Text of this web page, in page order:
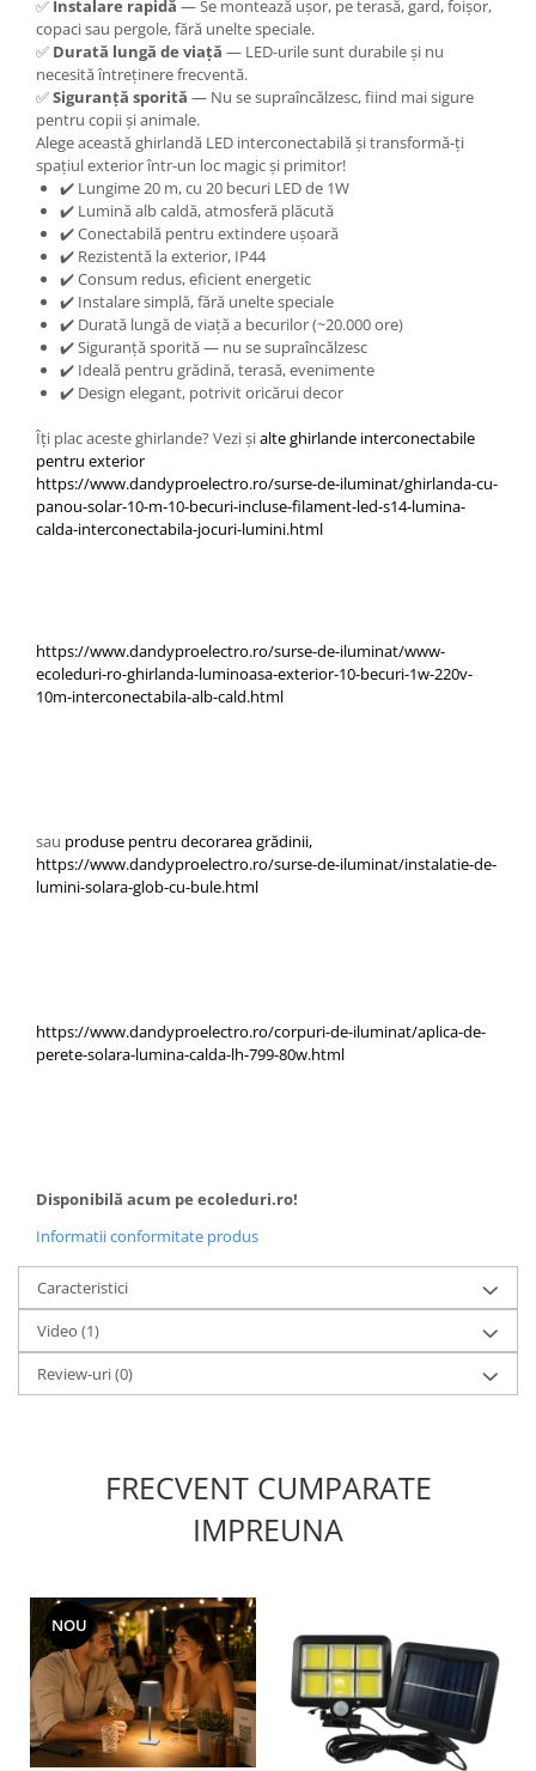
Produse grele si voluminoase
Promotii
✅ Instalare rapidă — Se montează ușor, pe terasă, gard, foișor,
copaci sau pergole, fără unelte speciale.
✅ Durată lungă de viață — LED-urile sunt durabile și nu
necesită întreținere frecventă.
✅Siguranță sporită — Nu se supraîncălzesc, fiind mai sigure
pentru copii și animale.
Alege această ghirlandă LED interconectabilă și transformă-ți
spațiul exterior într-un loc magic și primitor!
✔️ Lungime 20 m, cu 20 becuri LED de 1W
✔️ Lumină alb caldă, atmosferă plăcută
✔️ Conectabilă pentru extindere ușoară
✔️ Rezistentă la exterior, IP44
✔️ Consum redus, eficient energetic
✔️ Instalare simplă, fără unelte speciale
✔️ Durată lungă de viață a becurilor (~20.000 ore)
✔️ Siguranță sporită — nu se supraîncălzesc
✔️ Ideală pentru grădină, terasă, evenimente
✔️ Design elegant, potrivit oricărui decor
Îți plac aceste ghirlande? Vezi șialte ghirlande interconectabile
pentru exterior
https://www.dandyproelectro.ro/surse-de-iluminat/ghirlanda-cu-
panou-solar-10-m-10-becuri-incluse-filament-led-s14-lumina-
calda-interconectabila-jocuri-lumini.html
https://www.dandyproelectro.ro/surse-de-iluminat/www-
ecoleduri-ro-ghirlanda-luminoasa-exterior-10-becuri-1w-220v-
10m-interconectabila-alb-cald.html
sau produse pentru decorarea grădinii,
https://www.dandyproelectro.ro/surse-de-iluminat/instalatie-de-
lumini-solara-glob-cu-bule.html
https://www.dandyproelectro.ro/corpuri-de-iluminat/aplica-de-
perete-solara-lumina-calda-lh-799-80w.html
Disponibilă acum pe ecoleduri.ro!
Informatii conformitate produs
Caracteristici
Video (1)
Review-uri(0)
FRECVENT CUMPARATE
IMPREUNA
NOU